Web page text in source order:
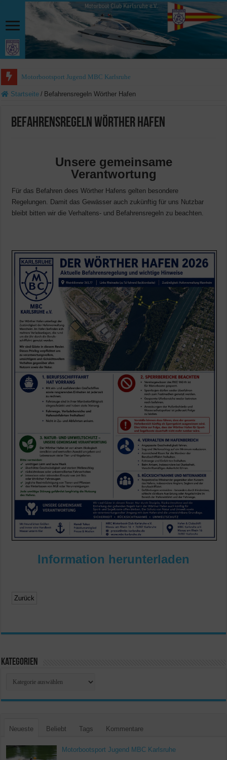
Motorbootsport Jugend MBC Karlsruhe
Startseite / Befahrensregeln Wörther Hafen
Befahrensregeln Wörther Hafen
Unsere gemeinsame
Verantwortung
Für das Befahren dees Wörther Hafens gelten besondere
Regelungen. Damit das Gewässer auch zukünftig für uns Nutzbar
bleibt bitten wir die Verhaltens- und Befahrensregeln zu beachten.
Information herunterladen
Kategorien
Neueste Beliebt Tags Kommentare
Motorbootsport Jugend MBC Karlsruhe